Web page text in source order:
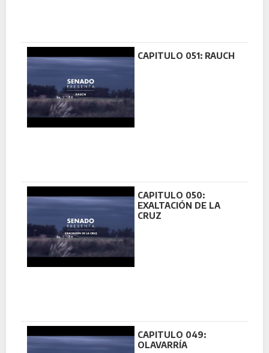
CAPITULO 051: RAUCH
CAPITULO 050:
EXALTACIÓN DE LA
CRUZ
CAPITULO 049:
OLAVARRÍA